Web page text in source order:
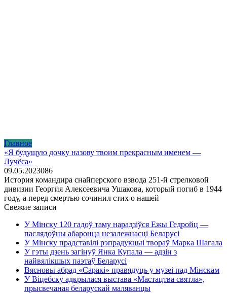
Главное
«Я будущую дочку назову твоим прекрасным именем —
Лучёса»
09.05.2023086
История командира снайперского взвода 251-й стрелковой
дивизии Георгия Алексеевича Ушакова, который погиб в 1944
году, а перед смертью сочинил стих о нашей
Свежие записи
У Мінску 120 гадоў таму нарадзіўся Ежы Гедройц —
паслядоўны абаронца незалежнасці Беларусі
У Мінску прадставілі рэпрадукцыі твораў Марка Шагала
У гэты дзень загінуў Янка Купала — адзін з
найвялікшых паэтаў Беларусі
Вясновы абрад «Саракі» правядуць у музеі пад Мінскам
У Віцебску адкрылася выстава «Мастацтва святла»,
прысвечаная беларускай маляванцы